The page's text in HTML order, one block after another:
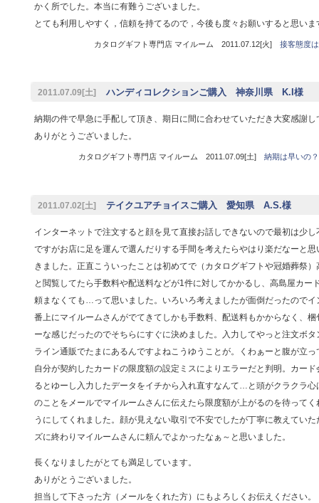
かく所でした。本当に有難うございました。
とても利用しやすく，信頼を持てるので，今後も度々お願いすると思い
カタログギフト専門店 マイルーム 2011.07.12[火] 接客態度
2011.07.09[土] ハンディコレクションご購入 神奈川県 K.I様
納期の件で早急に手配して頂き、期日に間に合わせていただき大変感謝し
ありがとうございました。
カタログギフト専門店 マイルーム 2011.07.09[土] 納期は早いの？
2011.07.02[土] テイクユアチョイスご購入 愛知県 A.S.様
インターネットで注文すると顔を見て直接お話しできないので最初は少し
ですがお店に足を運んで選んだりする手間を考えたらやはり楽だなーと
きました。正直こういったことは初めてで（カタログギフトや冠婚葬祭
と閲覧してたら手数料や配送料などが1件に対してかかるし、高島屋カー
頼まなくても…って思いました。いろいろ考えましたが面倒だったのでイ
番上にマイルームさんがでてきてしかも手数料、配送料もかからなく、
ーな感じだったのでそちらにすぐに決めました。入力してやっと注文ボ
ライン通販でたまにあるんですよねこうゆうことが。くわぁーと腹が立
自分が契約したカードの限度額の設定ミスによりエラーだと判明。カー
るとゆーし入力したデータをイチから入れ直すなんて…と頭がクラクラ
のことをメールでマイルームさんに伝えたら限度額が上がるのを待って
うにしてくれました。顔が見えない取引で不安でしたが丁寧に教えてい
ズに終わりマイルームさんに頼んでよかったなぁ～と思いました。
長くなりましたがとても満足しています。
ありがとうございました。
担当して下さった方（メールをくれた方）にもよろしくお伝えください。